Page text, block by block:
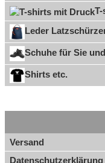
Leder
Schuhe für Sie
Shirts etc.
Versand
Datenschutzerklärung